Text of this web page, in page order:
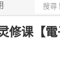
课【電